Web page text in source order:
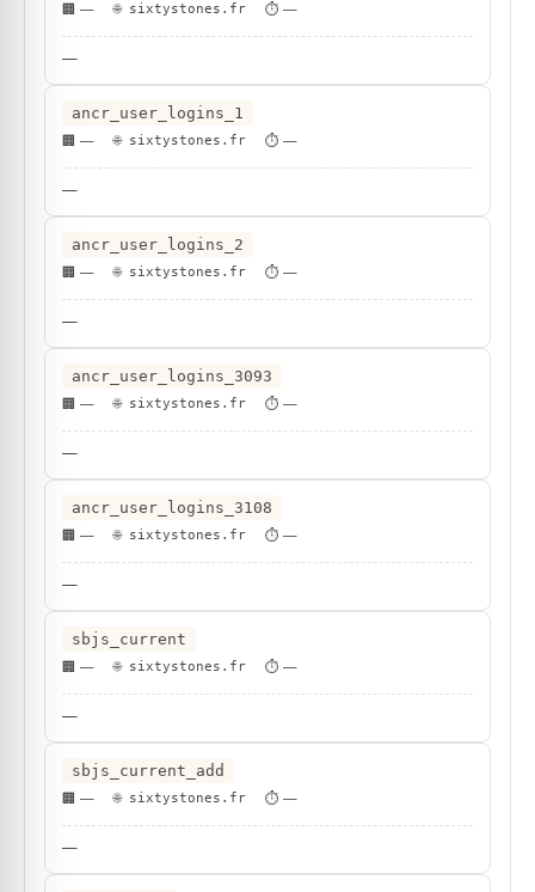
— sixtystones.fr —
—
ancr_user_logins_1
— sixtystones.fr —
—
ancr_user_logins_2
— sixtystones.fr —
—
ancr_user_logins_3093
— sixtystones.fr —
—
ancr_user_logins_3108
— sixtystones.fr —
—
sbjs_current
— sixtystones.fr —
—
sbjs_current_add
— sixtystones.fr —
—